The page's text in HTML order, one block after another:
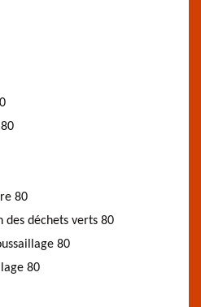
80
des déchets verts 80
80
80